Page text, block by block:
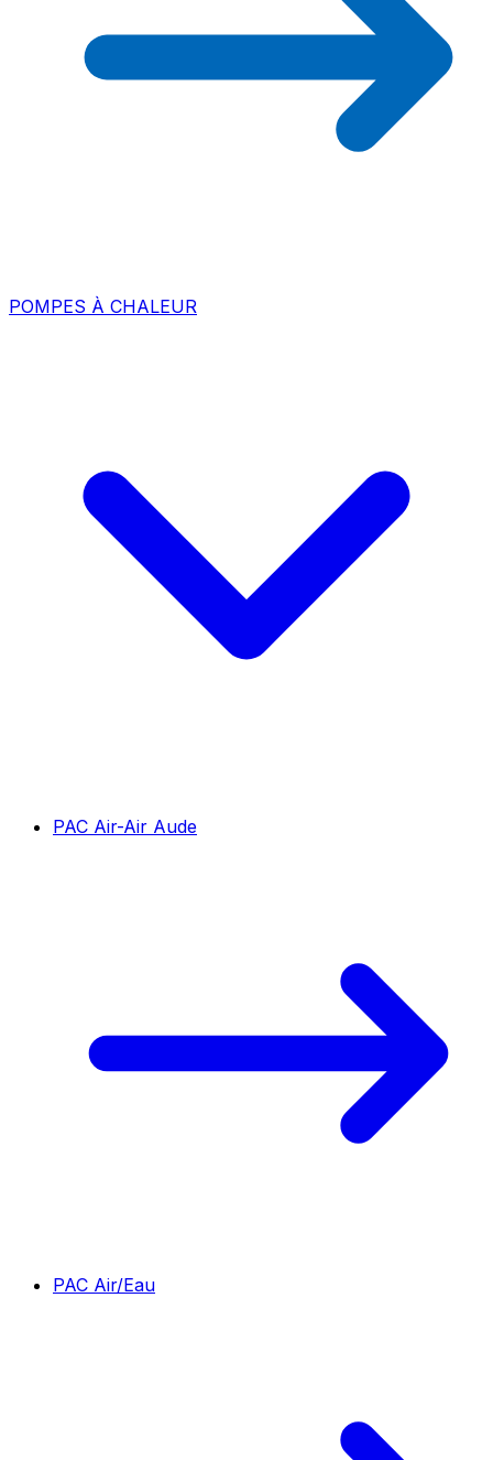
POMPES À CHALEUR
PAC Air-Air Aude
PAC Air/Eau